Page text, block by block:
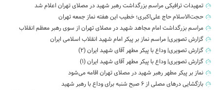
تمهیدات ترافیکی مراسم بزرگداشت رهبر شهید در مصلای تهران اعلام شد
حجت‌الاسلام حاج علی‌اکبری؛ خطیب این هفته نماز جمعه تهران
مراسم بزرگداشت امام مجاهد شهید در مصلای تهران از سوی رهبر معظم انقلاب
گزارش تصویری| مراسم نماز بر پیکر امام شهید انقلاب اسلامی ایران
گزارش تصویری| وداع با پیکر مطهر آقای شهید ایران (2)
گزارش تصویری| وداع با پیکر مطهر آقای شهید ایران (1)
نماز بر پیکر مطهر رهبر شهید در مصلای تهران اقامه می‌شود
بازگشایی درهای مصلی از ۶ صبح شنبه برای وداع با رهبر شهید